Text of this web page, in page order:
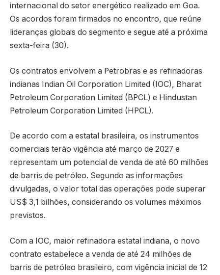
internacional do setor energético realizado em Goa.
Os acordos foram firmados no encontro, que reúne
lideranças globais do segmento e segue até a próxima
sexta-feira (30).
Os contratos envolvem a Petrobras e as refinadoras
indianas Indian Oil Corporation Limited (IOC), Bharat
Petroleum Corporation Limited (BPCL) e Hindustan
Petroleum Corporation Limited (HPCL).
De acordo com a estatal brasileira, os instrumentos
comerciais terão vigência até março de 2027 e
representam um potencial de venda de até 60 milhões
de barris de petróleo. Segundo as informações
divulgadas, o valor total das operações pode superar
US$ 3,1 bilhões, considerando os volumes máximos
previstos.
Com a IOC, maior refinadora estatal indiana, o novo
contrato estabelece a venda de até 24 milhões de
barris de petróleo brasileiro, com vigência inicial de 12